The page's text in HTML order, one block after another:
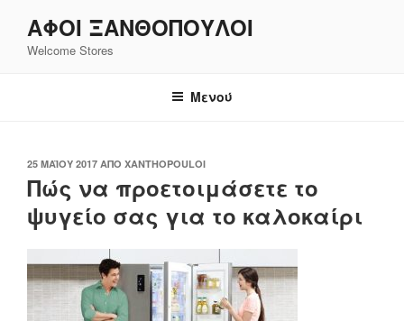
περιεχόμενο
ΑΦΟΙ ΞΑΝΘΌΠΟΥΛΟΙ
Welcome Stores
Μενού
ΔΗΜΟΣΙΕΎΤΗΚΕ
ΣΤΙΣ
25 ΜΑΪ́ΟΥ 2017 ΑΠΌ XANTHOPOULOI
Πώς να προετοιμάσετε το
ψυγείο σας για το καλοκαίρι